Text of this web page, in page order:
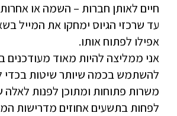
חיים לאותן חברות – השמה או
עד שרכזי הגיוס ימחקו את המייל
אפילו לפתוח אותו.
אני ממליצה להיות מאוד מעודכנים
להשתמש בכמה שיותר שיטות בכדי
משרות פתוחות ומתוכן לפנות
לפחות בתשעים אחוזים מדרישות